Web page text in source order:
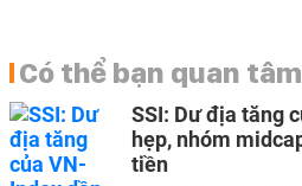
Có thể bạn quan tâm
SSI: Dư địa tăng
hẹp, nhóm
tiền